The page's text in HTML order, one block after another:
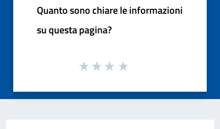
Quanto sono chiare le informazioni
su questa pagina?